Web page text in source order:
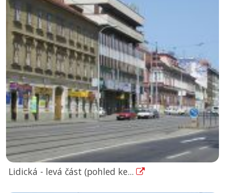
Lidická - levá část (pohled ke...